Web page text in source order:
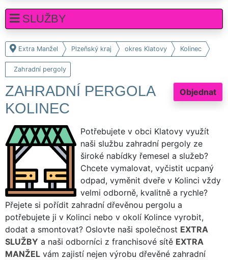
Extra Manžel Plzeňský kraj okres Klatovy Kolinec
Zahradní pergoly
Objednat
ZAHRADNÍ PERGOLA
KOLINEC
Potřebujete v obci Klatovy využít
naši službu zahradní pergoly ze
široké nabídky řemesel a služeb?
Chcete vymalovat, vyčistit ucpaný
odpad, vyměnit dveře v Kolinci vždy
velmi odborně, kvalitně a rychle?
Přejete si pořídit zahradní dřevěnou pergolu a
potřebujete ji v Kolinci nebo v okolí Kolince vyrobit,
dodat a smontovat? Oslovte naši společnost EXTRA
SLUŽBY a naši odborníci z franchisové sítě EXTRA
MANŽEL vám zajistí nejen výrobu dřevěné zahradní
SLUŽBY